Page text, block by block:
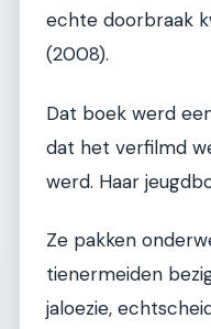
echte doorbraak
(2008).
Dat boek werd
dat het verfilmd
werd. Haar
Ze pakken
tienermeiden
jaloezie,